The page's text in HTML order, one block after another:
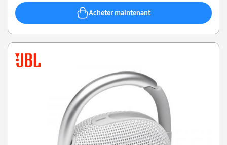
Acheter maintenant